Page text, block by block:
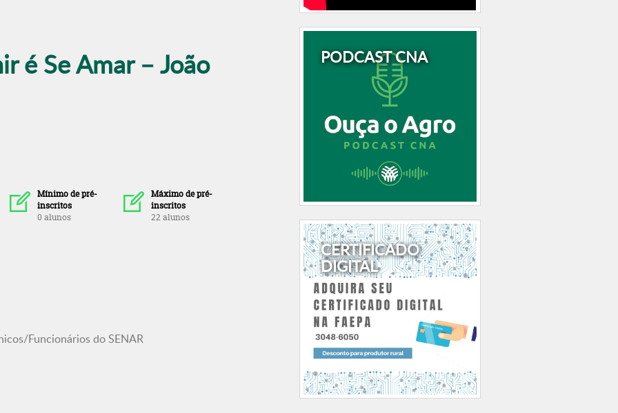
é Se Amar – João
Mínimo de pré-
inscritos
0 alunos
Máximo de pré-
inscritos
22 alunos
Funcionários do SENAR
PODCAST CNA
CERTIFICADO
DIGITAL